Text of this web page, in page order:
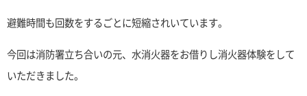
避難時間も回数をするごとに短縮されいています。
今回は消防署立ち合いの元、水消火器をお借りし消火器体験をして
いただきました。